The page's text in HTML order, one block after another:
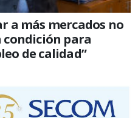
a más mercados no
condición para
de calidad”